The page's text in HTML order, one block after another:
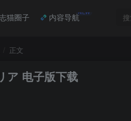
猫圈子 内容导航NEW
正文
ア 电子版下载